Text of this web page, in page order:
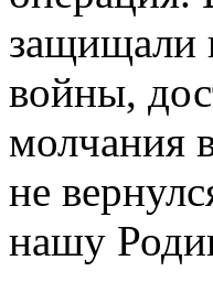
защищали
войны,
молчания
не
нашу